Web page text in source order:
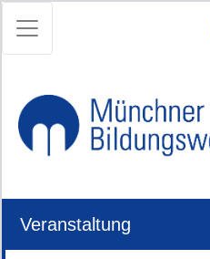
Veranstaltung